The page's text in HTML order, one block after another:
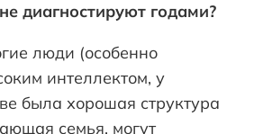
диагностируют годами?
люди (особенно
интеллектом, у
была хорошая структура
семья, могут